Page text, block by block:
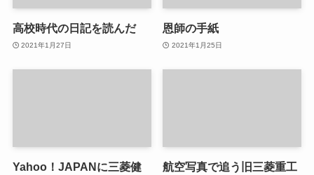
高校時代の日記を読んだ
2021年1月27日
恩師の手紙
2021年1月25日
Yahoo！JAPANに三菱健
航空写真で追う旧三菱重工